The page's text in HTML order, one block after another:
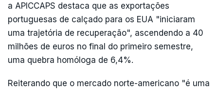
a APICCAPS destaca que as exportações
portuguesas de calçado para os EUA "iniciaram
uma trajetória de recuperação", ascendendo a 40
milhões de euros no final do primeiro semestre,
uma quebra homóloga de 6,4%.
Reiterando que o mercado norte-americano "é uma